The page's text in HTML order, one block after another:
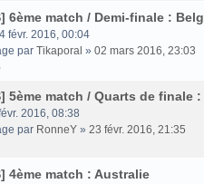
6ème match / Demi-finale :
févr. 2016, 00:04
par Tikaporal » 02 mars 2016, 23:03
5ème match / Quarts de finale
2016, 08:38
par RonneY » 23 févr. 2016, 21:35
4ème match : Australie